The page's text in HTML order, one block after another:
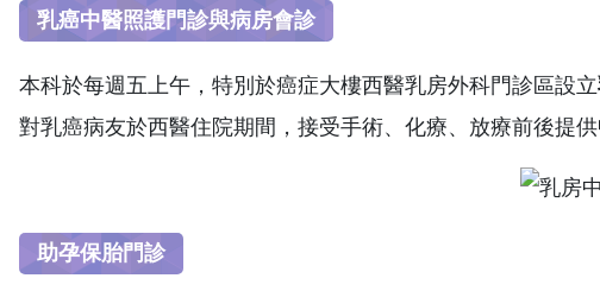
乳癌中醫照護門診與病房會診
本科於每週五上午，特別於癌症大樓西醫乳房外科門診區設立
對乳癌病友於西醫住院期間，接受手術、化療、放療前後提供
助孕保胎門診